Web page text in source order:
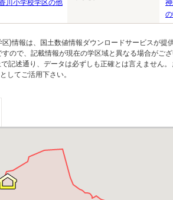
川小学校学区の他
)情報は、国土数値情報ダウンロードサービスが提
ので、記載情報が現在の学区域と異なる場合がござ
記述通り、データは必ずしも正確とは言えません
してご活用下さい。